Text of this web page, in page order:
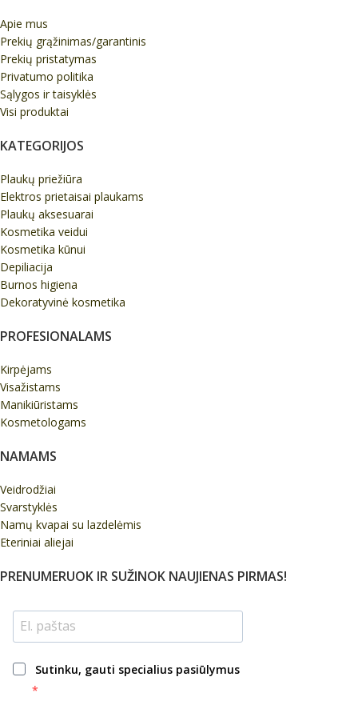
Apie mus
Prekių grąžinimas/garantinis
Prekių pristatymas
Privatumo politika
Sąlygos ir taisyklės
Visi produktai
KATEGORIJOS
Plaukų priežiūra
Elektros prietaisai plaukams
Plaukų aksesuarai
Kosmetika veidui
Kosmetika kūnui
Depiliacija
Burnos higiena
Dekoratyvinė kosmetika
PROFESIONALAMS
Kirpėjams
Visažistams
Manikiūristams
Kosmetologams
NAMAMS
Veidrodžiai
Svarstyklės
Namų kvapai su lazdelėmis
Eteriniai aliejai
PRENUMERUOK IR SUŽINOK NAUJIENAS PIRMAS!
Sutinku, gauti specialius pasiūlymus